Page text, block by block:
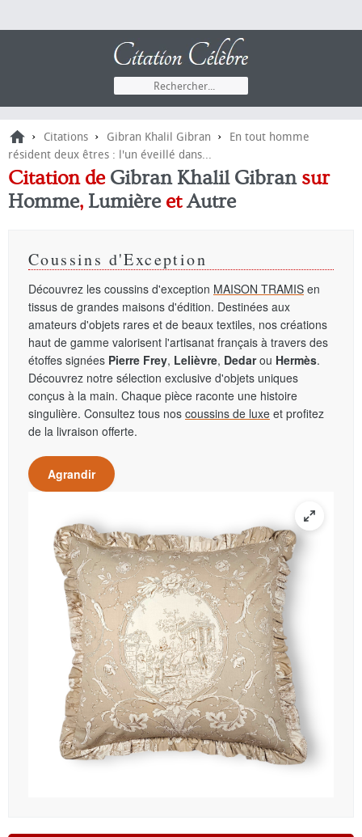
› Citations › Gibran Khalil Gibran ›
En tout homme
résident deux êtres : l'un éveillé dans...
Citation de Gibran Khalil Gibransur
Homme, LumièreetAutre
Coussins d'Exception
Découvrez les coussins d'exception MAISON TRAMIS en
tissus de grandes maisons d'édition. Destinées aux
amateurs d'objets rares et de beaux textiles, nos créations
haut de gamme valorisent l'artisanat français à travers des
étoffes signées Pierre Frey, Lelièvre, Dedarou Hermès.
Découvrez notre sélection exclusive d'objets uniques
conçus à la main. Chaque pièce raconte une histoire
singulière. Consultez tous nos coussins de luxe et profitez
de la livraison offerte.
Agrandir